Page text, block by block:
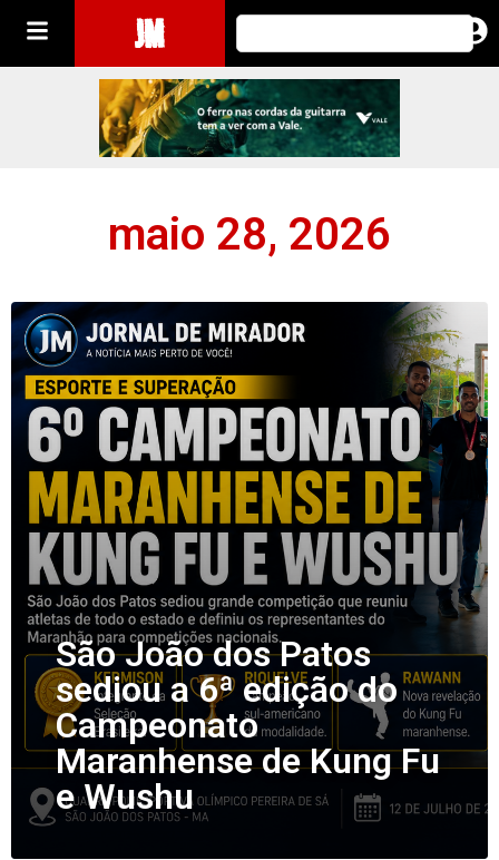
JM
maio 28, 2026
São João dos Patos
sediou a 6ª edição do
Campeonato
Maranhense de Kung Fu
e Wushu